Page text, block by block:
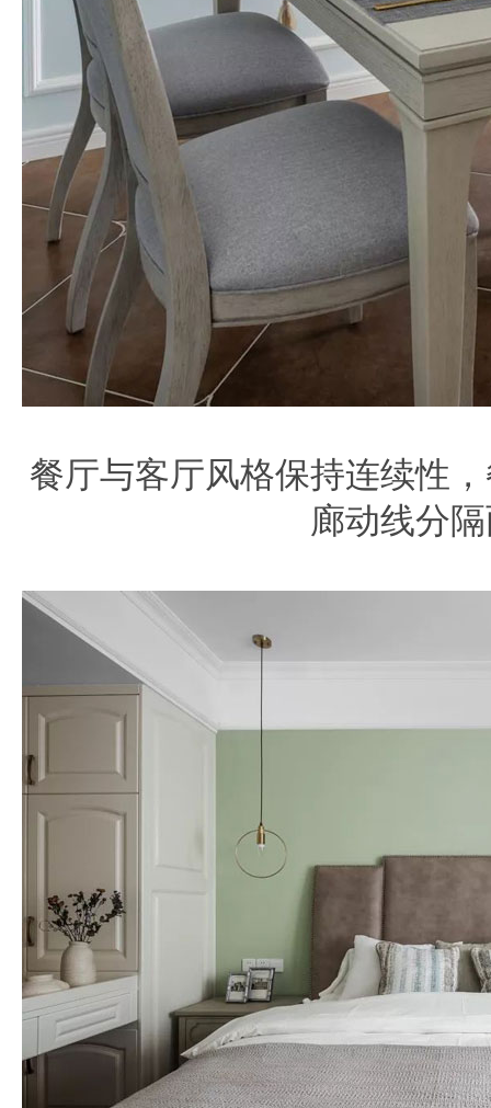
餐厅与客厅风格保持连续性
廊动线分